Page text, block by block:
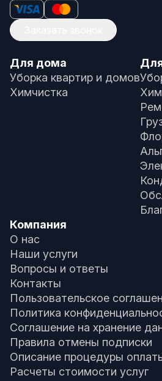
Для дома
Уборка квартир и домов
Химчистка
Компания
О нас
Наши услуги
Вопросы и ответы
Контакты
Пользовательское
Политика
Соглашение на хранение
Правила отмены подписки
Описание процедуры
Расчеты стоимости услуг